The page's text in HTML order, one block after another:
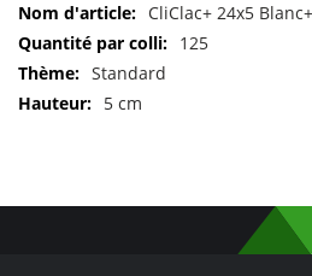
CliClac+ 24x5
125
Standard
5 cm